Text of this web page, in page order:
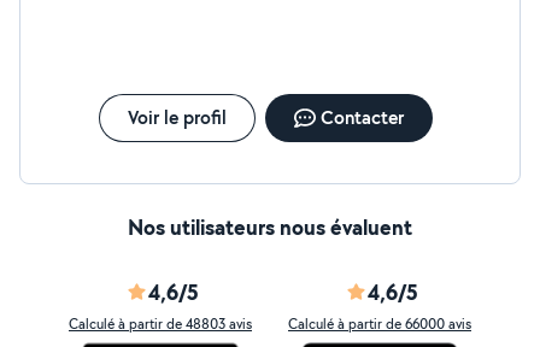
Voir le profil Contacter
Nos utilisateurs nous évaluent
4,6/5
Calculé à partir de 48803 avis
4,6/5
Calculé à partir de 66000 avis